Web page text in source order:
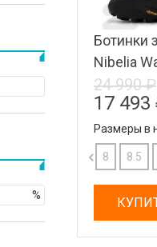
Ботинки
Nibelia
24 990 ₽
17 493
Размеры в
11 11.5 8 8.5